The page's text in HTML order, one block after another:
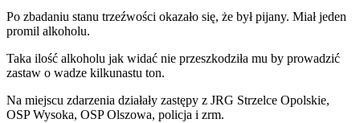
Po zbadaniu stanu trzeźwości okazało się, że był pijany. Miał jeden
promil alkoholu.
Taka ilość alkoholu jak widać nie przeszkodziła mu by prowadzić
zastaw o wadze kilkunastu ton.
Na miejscu zdarzenia działały zastępy z JRG Strzelce Opolskie,
OSP Wysoka, OSP Olszowa, policja i zrm.